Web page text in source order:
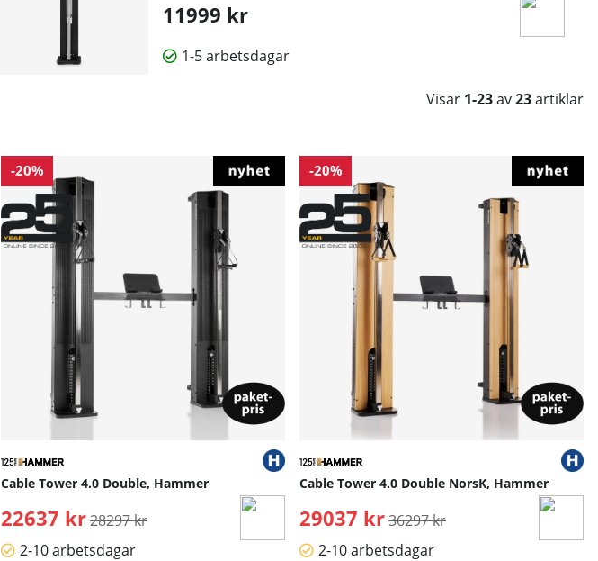
11999 kr
1-5 arbetsdagar
Visar 1-23av23artiklar
-20%
Cable Tower 4.0 Double, Hammer
22637 kr Ordinarie pris:
28297 kr
2-10 arbetsdagar
-20%
Cable Tower 4.0 Double NorsK, Hammer
29037 kr Ordinarie pris:
36297 kr
2-10 arbetsdagar